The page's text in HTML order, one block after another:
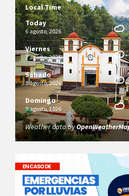
Local Time
Today
6 agosto, 2026
Viernes
7 agosto, 2026
Sábado
8 agosto, 2026
Domingo
9 agosto, 2026
Weather data by